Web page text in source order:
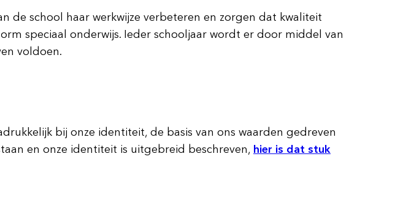
de school haar werkwijze verbeteren en zorgen dat kwaliteit
speciaal onderwijs. Ieder schooljaar wordt er door middel van
voldoen.
bij onze identiteit, de basis van ons waarden gedreven
en onze identiteit is uitgebreid beschreven, hier is dat stuk